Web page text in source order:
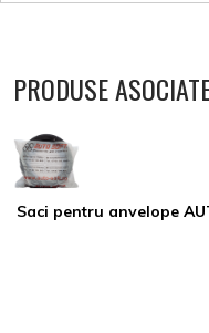
PRODUSE
Saci pentru anvelope